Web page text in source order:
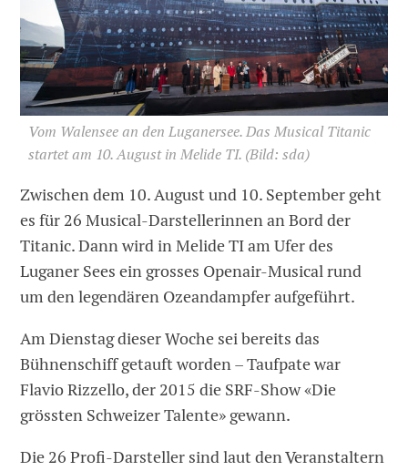
Vom Walensee an den Luganersee. Das Musical Titanic
startet am 10. August in Melide TI. (Bild: sda)
Zwischen dem 10. August und 10. September geht
es für 26 Musical-Darstellerinnen an Bord der
Titanic. Dann wird in Melide TI am Ufer des
Luganer Sees ein grosses Openair-Musical rund
um den legendären Ozeandampfer aufgeführt.
Am Dienstag dieser Woche sei bereits das
Bühnenschiff getauft worden – Taufpate war
Flavio Rizzello, der 2015 die SRF-Show «Die
grössten Schweizer Talente» gewann.
Die 26 Profi-Darsteller sind laut den Veranstaltern